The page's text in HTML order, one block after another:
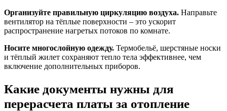
Организуйте правильную циркуляцию воздуха. Направьте
вентилятор на тёплые поверхности – это ускорит
распространение нагретых потоков по комнате.
Носите многослойную одежду. Термобельё, шерстяные носки
и тёплый жилет сохраняют тепло тела эффективнее, чем
включение дополнительных приборов.
Какие документы нужны для
перерасчета платы за отопление